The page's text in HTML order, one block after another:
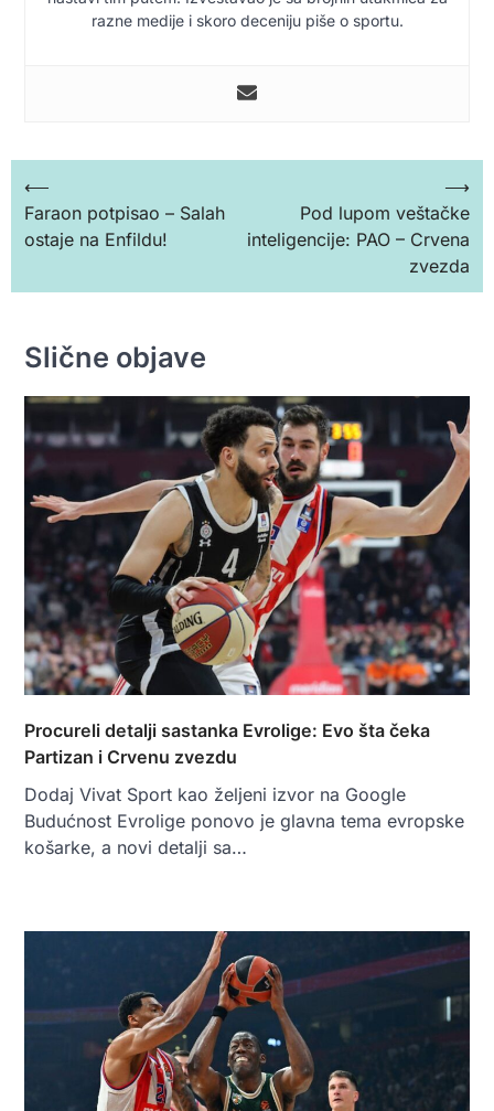
razne medije i skoro deceniju piše o sportu.
Кретање
чланка
⟵
Faraon potpisao – Salah
ostaje na Enfildu!
Pod lupom veštačke
inteligencije: PAO – Crvena
zvezda
⟶
Slične objave
Procureli detalji sastanka Evrolige: Evo šta čeka
Partizan i Crvenu zvezdu
Dodaj Vivat Sport kao željeni izvor na Google
Budućnost Evrolige ponovo je glavna tema evropske
košarke, a novi detalji sa…